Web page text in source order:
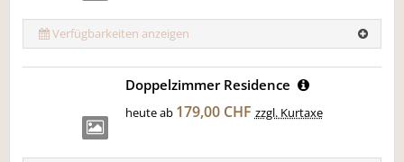
Verfügbarkeiten anzeigen
Doppelzimmer Residence
heute ab 179,00 CHF zzgl. Kurtaxe